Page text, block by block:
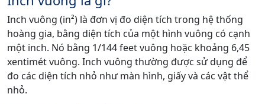
Inch vuông (in²) là đơn vị đo diện tích trong hệ thống
hoàng gia, bằng diện tích của một hình vuông có cạnh
một inch. Nó bằng 1/144 feet vuông hoặc khoảng 6,45
xentimét vuông. Inch vuông thường được sử dụng để
đo các diện tích nhỏ như màn hình, giấy và các vật thể
nhỏ.